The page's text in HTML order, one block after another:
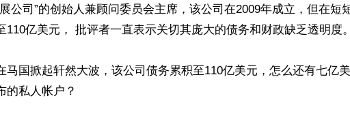
公司”的创始人兼顾问委员会主席，该公司在2009年成立，但在短
110亿美元， 批评者一直表示关切其庞大的债务和财政缺乏透明度。
马国掀起轩然大波，该公司债务累积至110亿美元，怎么还有七亿
的私人帐户？